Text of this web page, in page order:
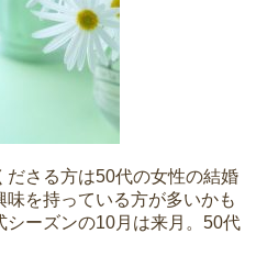
ださる方は50代の女性の結婚
を持っている方が多いかも
シーズンの10月は来月。50代